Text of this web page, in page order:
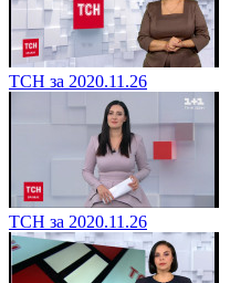
ТСН за 2020.11.26
ТСН за 2020.11.26